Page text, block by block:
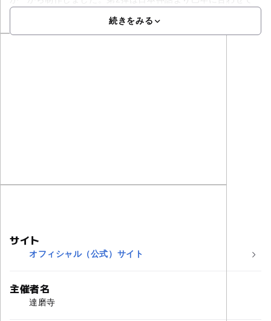
続きをみる
サイト
オフィシャル（公式）サイト
主催者名
達磨寺